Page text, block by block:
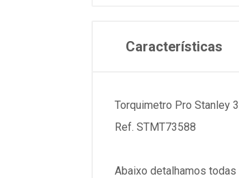
Características
Torquimetro Pro Stanley
Ref. STMT73588
Abaixo detalhamos